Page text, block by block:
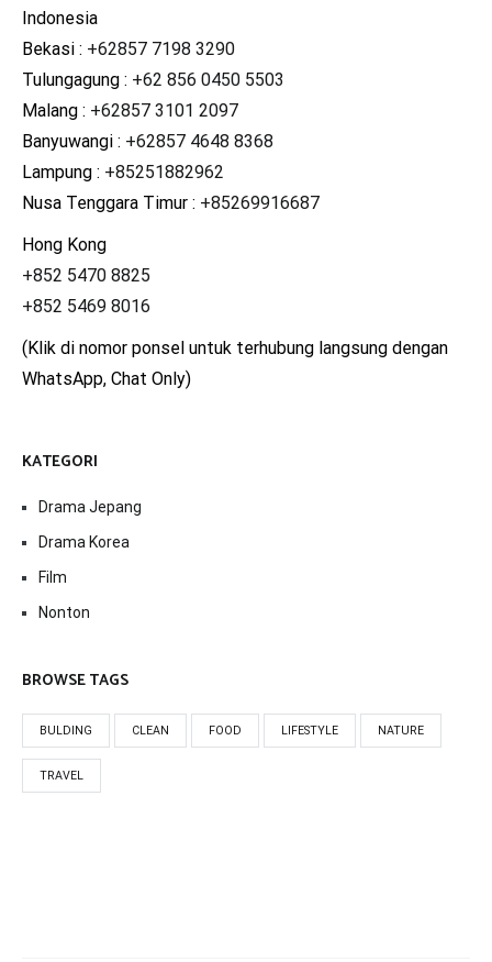
Indonesia
Bekasi : +62857 7198 3290
Tulungagung : +62 856 0450 5503
Malang : +62857 3101 2097
Banyuwangi : +62857 4648 8368
Lampung : +85251882962
Nusa Tenggara Timur : +85269916687
Hong Kong
+852 5470 8825
+852 5469 8016
(Klik di nomor ponsel untuk terhubung langsung dengan
WhatsApp, Chat Only)
KATEGORI
Drama Jepang
Drama Korea
Film
Nonton
BROWSE TAGS
BULDING CLEAN FOOD LIFESTYLE NATURE
TRAVEL